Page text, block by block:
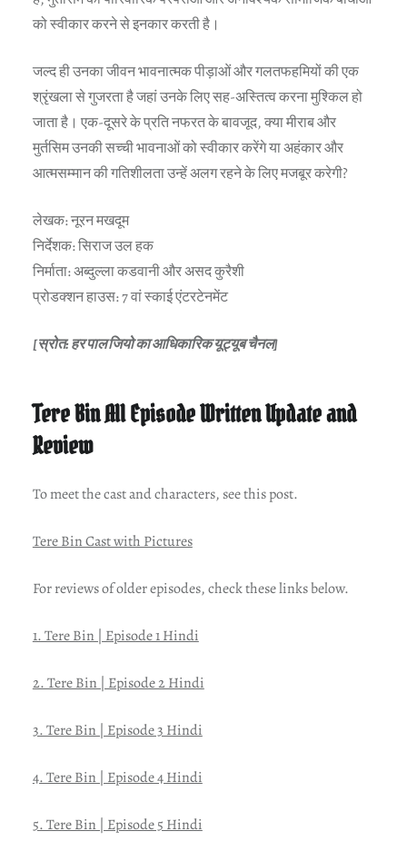
को स्वीकार करने से इनकार करती है।
जल्द ही उनका जीवन भावनात्मक पीड़ाओं और गलतफहमियों की एक
श्रृंखला से गुजरता है जहां उनके लिए सह-अस्तित्व करना मुश्किल हो
जाता है। एक-दूसरे के प्रति नफरत के बावजूद, क्या मीराब और
मुर्तसिम उनकी सच्ची भावनाओं को स्वीकार करेंगे या अहंकार और
आत्मसम्मान की गतिशीलता उन्हें अलग रहने के लिए मजबूर करेगी?
लेखक: नूरन मखदूम
निर्देशक: सिराज उल हक
निर्माता: अब्दुल्ला कडवानी और असद कुरैशी
प्रोडक्शन हाउस: 7 वां स्काई एंटरटेनमेंट
[स्रोत: हर पाल जियो का आधिकारिक यूट्यूब चैनल]
Tere Bin All Episode Written Update and
Review
To meet the cast and characters, see this post.
Tere Bin Cast with Pictures
For reviews of older episodes, check these links below.
1. Tere Bin | Episode 1 Hindi
2. Tere Bin | Episode 2 Hindi
3. Tere Bin | Episode 3 Hindi
4. Tere Bin | Episode 4 Hindi
5. Tere Bin | Episode 5 Hindi